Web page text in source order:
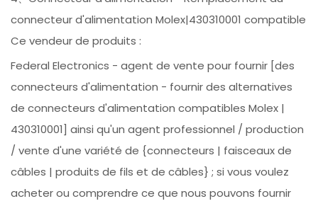
connecteur d'alimentation Molex|430310001 compatible
Ce vendeur de produits :
Federal Electronics - agent de vente pour fournir [des
connecteurs d'alimentation - fournir des alternatives
de connecteurs d'alimentation compatibles Molex |
430310001] ainsi qu'un agent professionnel / production
/ vente d'une variété de {connecteurs | faisceaux de
câbles | produits de fils et de câbles} ; si vous voulez
acheter ou comprendre ce que nous pouvons fournir